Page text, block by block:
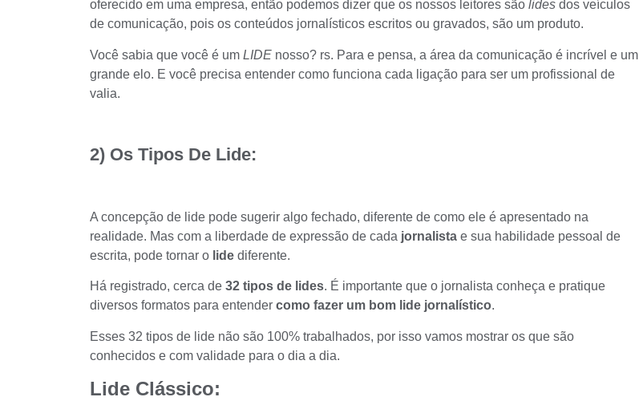
oferecido em uma empresa, então podemos dizer que os nossos leitores são lides dos veículos
de comunicação, pois os conteúdos jornalísticos escritos ou gravados, são um produto.
Você sabia que você é um LIDE nosso? rs. Para e pensa, a área da comunicação é incrível e um
grande elo. E você precisa entender como funciona cada ligação para ser um profissional de
valia.
2) Os Tipos De Lide:
A concepção de lide pode sugerir algo fechado, diferente de como ele é apresentado na
realidade. Mas com a liberdade de expressão de cada jornalista e sua habilidade pessoal de
escrita, pode tornar o lide diferente.
Há registrado, cerca de 32 tipos de lides. É importante que o jornalista conheça e pratique
diversos formatos para entender como fazer um bom lide jornalístico.
Esses 32 tipos de lide não são 100% trabalhados, por isso vamos mostrar os que são
conhecidos e com validade para o dia a dia.
Lide Clássico: